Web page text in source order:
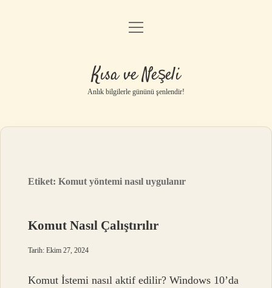
Anasayfa
Yasal Uyarı
menüyü
Kısa ve Neşeli
Anlık bilgilerle gününü şenlendir!
Etiket:Komut yöntemi nasıl uygulanır
Komut Nasıl Çalıştırılır
Tarih: Ekim 27, 2024
Komut İstemi nasıl aktif edilir? Windows 10’da